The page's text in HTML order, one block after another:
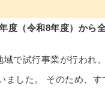
度（令和8年度）から
で試行事業が行われ
ました。 そのため、